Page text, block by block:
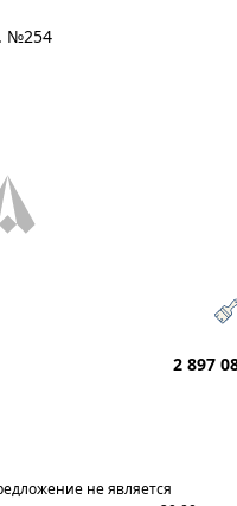
№254
2 897
не является